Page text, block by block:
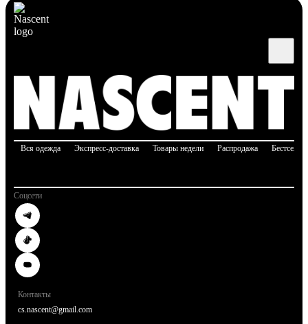
Вся одежда Экспресс-доставка Товары недели Распродажа
Соцсети
Контакты
cs.nascent@gmail.com